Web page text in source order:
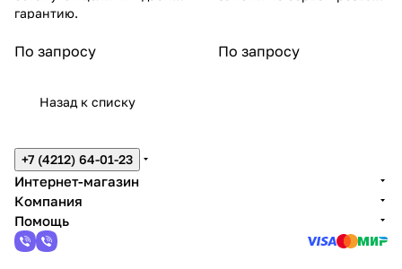
NT
NT
MA
гарантию.
По запросу По запросу
Назад к списку
+7 (4212) 64-01-23
Интернет-магазин
Компания
Помощь